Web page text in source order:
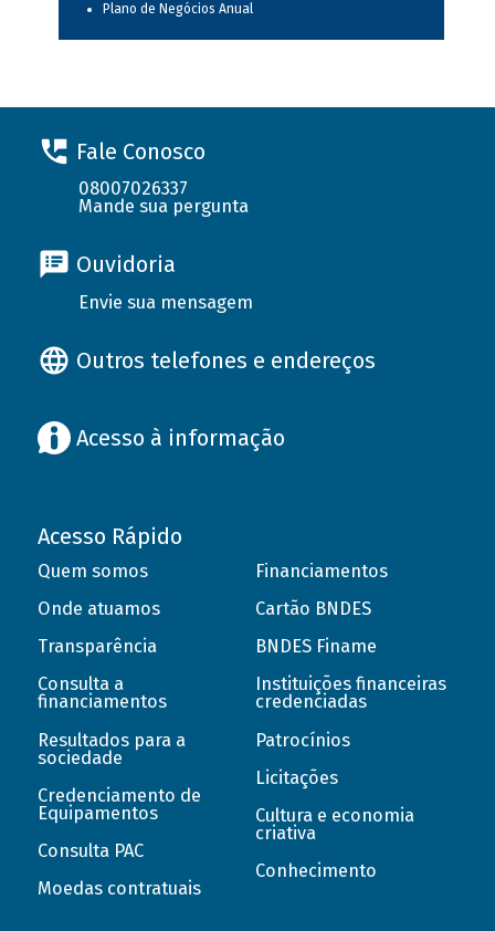
Plano de Negócios Anual
Fale Conosco
08007026337
Mande sua pergunta
Ouvidoria
Envie sua mensagem
Outros telefones e endereços
Acesso à informação
Acesso Rápido
Quem somos
Onde atuamos
Transparência
Consulta a
financiamentos
Resultados para a
sociedade
Credenciamento de
Equipamentos
Consulta PAC
Moedas contratuais
Financiamentos
Cartão BNDES
BNDES Finame
Instituições financeiras
credenciadas
Patrocínios
Licitações
Cultura e economia
criativa
Conhecimento